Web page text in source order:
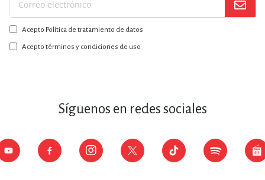
Suscríbase
a
nuestro
boletín:
Acepto Política de tratamiento de datos
Acepto términos y condiciones de uso
Síguenos en redes sociales